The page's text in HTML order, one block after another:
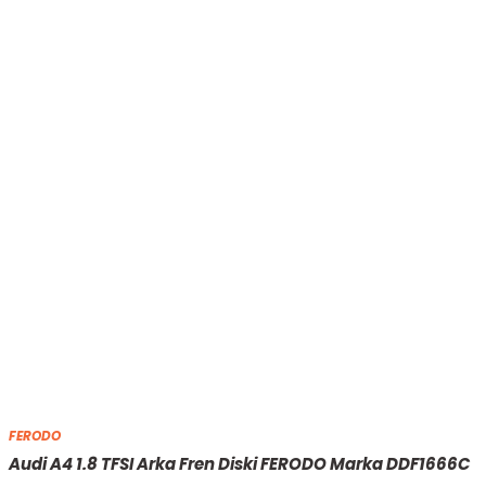
FERODO
Audi A4 1.8 TFSI Arka Fren Diski FERODO Marka DDF1666C